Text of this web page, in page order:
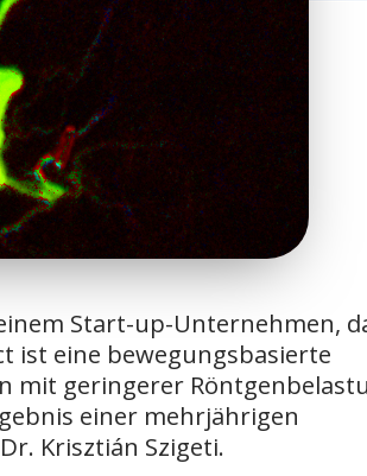
Start-up-Unternehmen,
ist eine bewegungsbasierte
mit geringerer
einer mehrjährigen
Krisztián Szigeti.